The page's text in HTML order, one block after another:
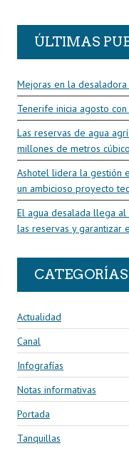
ÚLTIMAS
Mejoras en la desaladora
Tenerife inicia agosto
Las reservas de agua
millones de metros
Ashotel lidera la gestión
un ambicioso proyecto
El agua desalada llega
las reservas y garantizar
CATEGORÍAS
Actualidad
Canal
Infografías
Notas informativas
Portada
Tanquillas